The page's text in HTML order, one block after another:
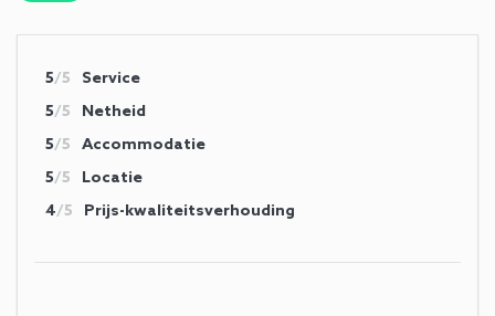
5/5
Service
5/5
Netheid
5/5
Accommodatie
5/5
Locatie
4/5 Prijs-kwaliteitsverhouding